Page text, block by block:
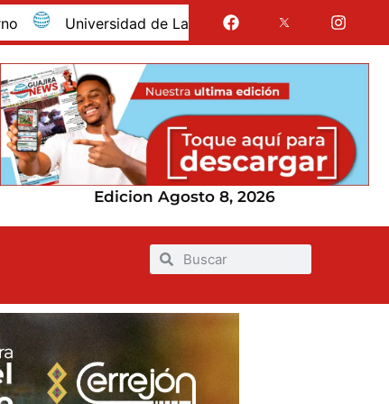
Universidad de La Guajira celebró la obtención del
Edicion Agosto 8, 2026